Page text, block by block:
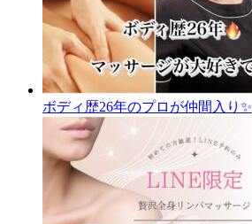
ボディ歴26年のプロが仲間入り✨